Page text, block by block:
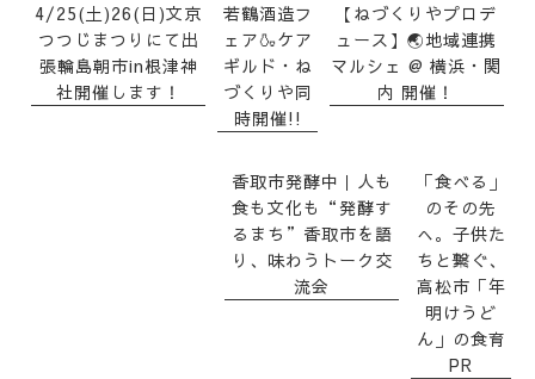
4/25(土)26(日)文京
つつじまつりにて出
張輪島朝市in根津神
社開催します！
若鶴酒造フ
ェア🍶ケア
ギルド・ね
づくりや同
時開催!!
【ねづくりやプロデ
ュース】🌏地域連携
マルシェ @ 横浜・関
内 開催！
香取市発酵中｜人も
食も文化も“発酵す
るまち”香取市を語
り、味わうトーク交
流会
「食べる」
のその先
へ。子供た
ちと繋ぐ、
高松市「年
明けうど
ん」の食育
PR